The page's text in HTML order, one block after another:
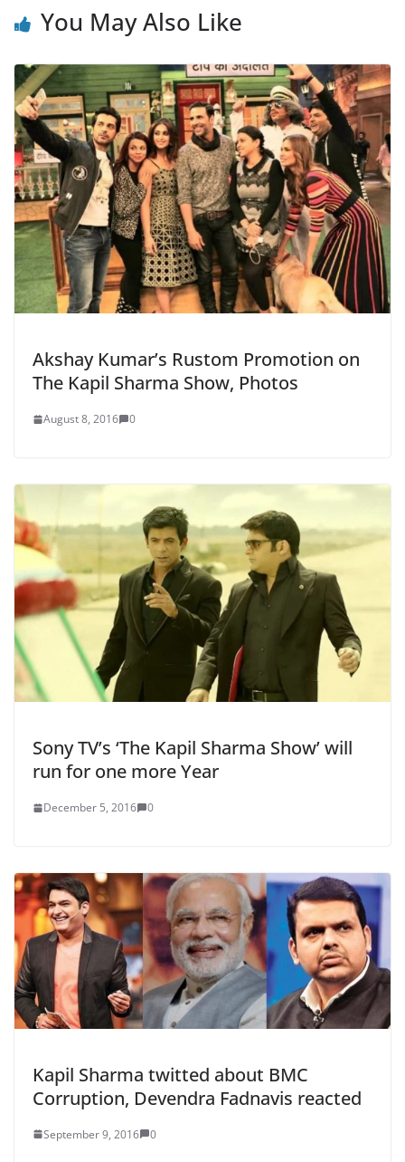
You May Also Like
Akshay Kumar’s Rustom Promotion on
The Kapil Sharma Show, Photos
August 8, 2016 0
Sony TV’s ‘The Kapil Sharma Show’ will
run for one more Year
December 5, 2016 0
Kapil Sharma twitted about BMC
Corruption, Devendra Fadnavis reacted
September 9, 2016 0